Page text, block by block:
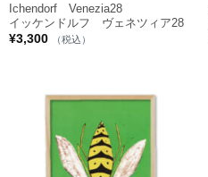
Ichendorf Venezia28
イッケンドルフ ヴェネツィア28
¥3,300 （税込）